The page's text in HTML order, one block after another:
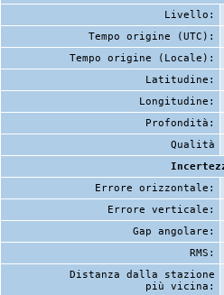
Livello:
Tempo origine (UTC):
Tempo origine (Locale):
Latitudine:
Longitudine:
Profondità:
Qualità
Errore orizzontale:
Errore verticale:
Gap angolare:
RMS:
Distanza dalla stazione
più vicina: